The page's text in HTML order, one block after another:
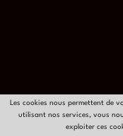
Les cookies nous permettent de
utilisant nos services, vous
exploiter ces